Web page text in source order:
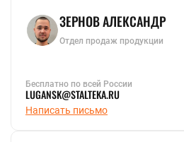
ЗЕРНОВ АЛЕКСАНДР
Отдел продаж продукции
Бесплатно по всей России
LUGANSK@STALTEKA.RU
Написать письмо